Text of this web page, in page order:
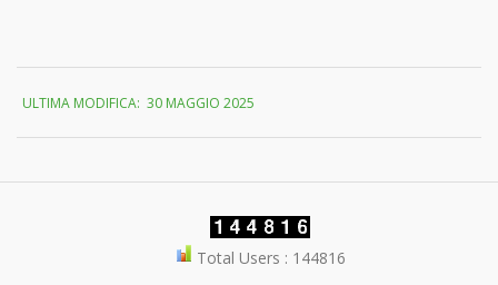
05-
20
ULTIMA MODIFICA: 30 MAGGIO 2025
Total Users : 144816